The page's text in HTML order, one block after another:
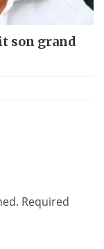
son grand
Required